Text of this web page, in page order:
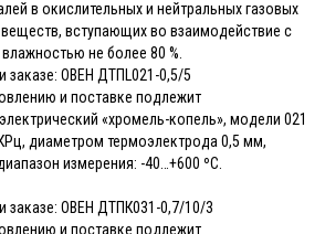
в окислительных и нейтральных газовых
вступающих во взаимодействие с
не более 80 %.
заказе: ОВЕН ДТПL021-0,5/5
и поставке подлежит
«хромель-копель», модели 021
диаметром термоэлектрода 0,5 мм,
измерения: -40…+600 ºС.
заказе: ОВЕН ДТПК031-0,7/10/3
и поставке подлежит